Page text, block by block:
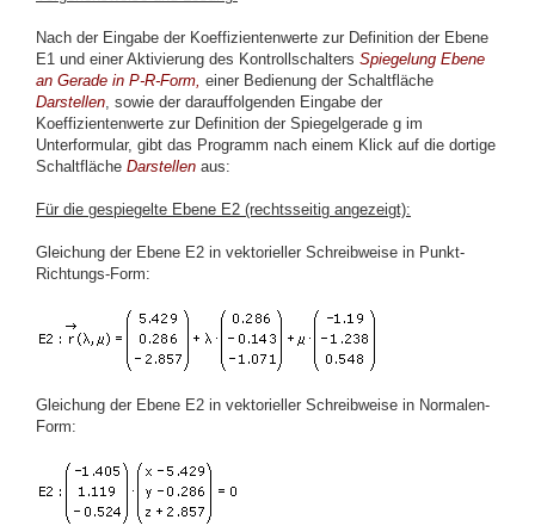
Nach der Eingabe der Koeffizientenwerte zur Definition der Ebene
E1 und einer Aktivierung des Kontrollschalters Spiegelung Ebene
an Gerade in P-R-Form, einer Bedienung der Schaltfläche
Darstellen , sowie der darauffolgenden Eingabe der
Koeffizientenwerte zur Definition der Spiegelgerade g im
Unterformular, gibt das Programm nach einem Klick auf die dortige
Schaltfläche Darstellen aus:
Für die gespiegelte Ebene E2 (rechtsseitig angezeigt):
Gleichung der Ebene E2 in vektorieller Schreibweise in Punkt-
Richtungs-Form:
Gleichung der Ebene E2 in vektorieller Schreibweise in Normalen-
Form: